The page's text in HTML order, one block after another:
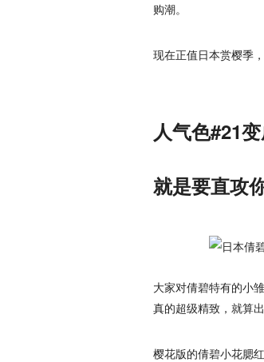
购潮。
现在正值日本赏樱季
人气色#21
就是要直攻
大家对倩碧特有的小
真的超级精致，就算
樱花版的倩碧小花腮